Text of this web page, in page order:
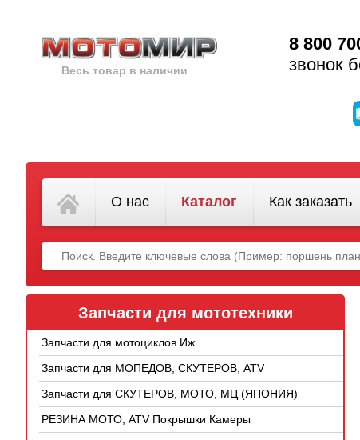
Весь товар в наличии
8 800
звонок
О нас Каталог Как заказать
Запчасти для мототехники
Запчасти для мотоциклов Иж
Запчасти для МОПЕДОВ, СКУТЕРОВ, ATV
(КИТАЙ)
Запчасти для СКУТЕРОВ, МОТО, МЦ (ЯПОНИЯ)
РЕЗИНА МОТО, ATV Покрышки Камеры